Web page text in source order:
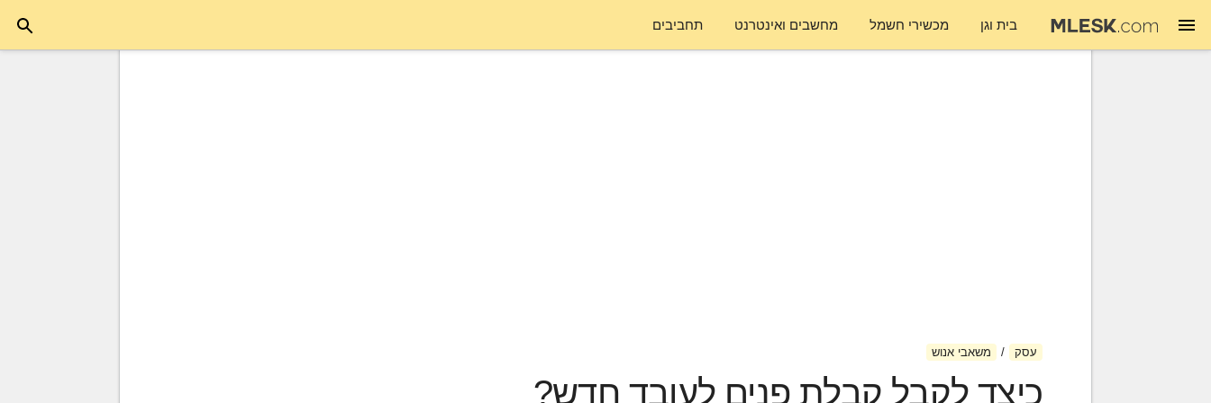
בית וגן מכשירי חשמל מחשבים ואינטרנט תחביבים
עסק משאבי אנוש
כיצד לקבל קבלת פנים לעובד חדש?